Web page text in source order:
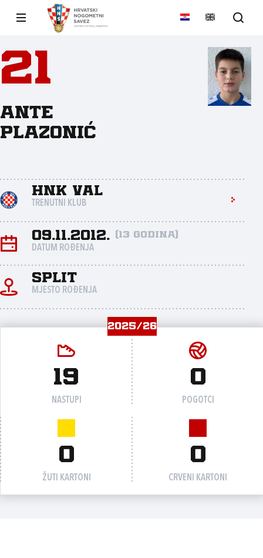
21
Ante
Plazonić
HNK Val
TRENUTNI KLUB
09.11.2012. (13 godina)
DATUM ROĐENJA
Split
MJESTO ROĐENJA
2025/26
19
NASTUPI
0
POGOTCI
0
ŽUTI KARTONI
0
CRVENI KARTONI